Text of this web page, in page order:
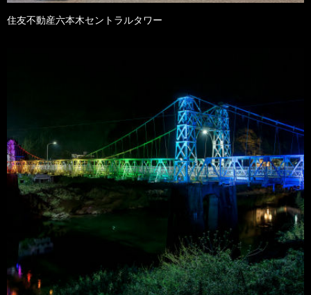
住友不動産六本木セントラルタワー